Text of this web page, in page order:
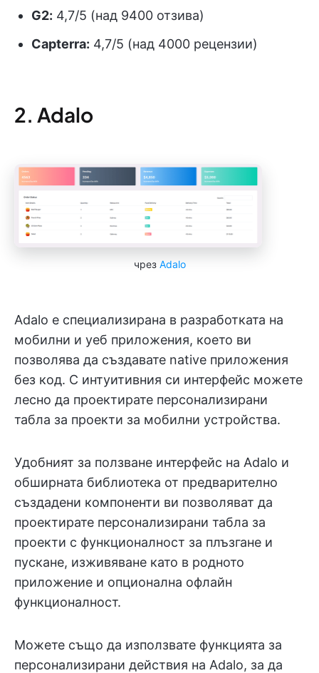
G2: 4,7/5 (над 9400 отзива)
Capterra: 4,7/5 (над 4000 рецензии)
2. Adalo
чрез Adalo
Adalo е специализирана в разработката на
мобилни и уеб приложения, което ви
позволява да създавате native приложения
без код. С интуитивния си интерфейс можете
лесно да проектирате персонализирани
табла за проекти за мобилни устройства.
Удобният за ползване интерфейс на Adalo и
обширната библиотека от предварително
създадени компоненти ви позволяват да
проектирате персонализирани табла за
проекти с функционалност за плъзгане и
пускане, изживяване като в родното
приложение и опционална офлайн
функционалност.
Можете също да използвате функцията за
персонализирани действия на Adalo, за да